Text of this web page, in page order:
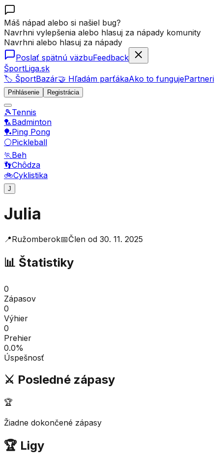
Máš nápad alebo si našiel bug?
Navrhni vylepšenia alebo hlasuj za nápady komunity
Navrhni alebo hlasuj za nápady
Poslať spätnú väzbuFeedback
ŠportLiga.sk
🏷️ ŠportBazár🤝 Hľadám parťákaAko to fungujePartneri
Prihlásenie Registrácia
🎾Tennis
🏸Badminton
🏓Ping Pong
⚪Pickleball
🏃Beh
👣Chôdza
🚲Cyklistika
J
Julia
📍Ružomberok📅Člen od 30. 11. 2025
📊 Štatistiky
0
Zápasov
0
Výhier
0
Prehier
0.0%
Úspešnosť
⚔️ Posledné zápasy
🏆
Žiadne dokončené zápasy
🏆 Ligy